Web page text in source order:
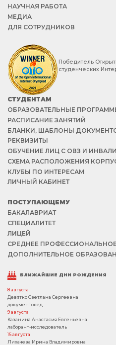
НАУЧНАЯ РАБОТА
МЕДИА
ДЛЯ СОТРУДНИКОВ
Победитель
студенческих
СТУДЕНТАМ
ОБРАЗОВАТЕЛЬНЫЕ
РАСПИСАНИЕ ЗАНЯТИЙ
БЛАНКИ, ШАБЛОНЫ
РЕКВИЗИТЫ
ОБУЧЕНИЕ ЛИЦ С ОВЗ И
СХЕМА РАСПОЛОЖЕНИЯ
КЛУБЫ ПО ИНТЕРЕСАМ
ЛИЧНЫЙ КАБИНЕТ
ПОСТУПАЮЩЕМУ
БАКАЛАВРИАТ
СПЕЦИАЛИТЕТ
ЛИЦЕЙ
СРЕДНЕЕ
ДОПОЛНИТЕЛЬНОЕ
БЛИЖАЙШИЕ ДНИ РОЖДЕНИЯ
8 августа
Девятко Светлана Сергеевна
документовед
9 августа
Казанина Анастасия Евгеньевна
лаборант-исследователь
15 августа
Лихачева Ирина Владимировна